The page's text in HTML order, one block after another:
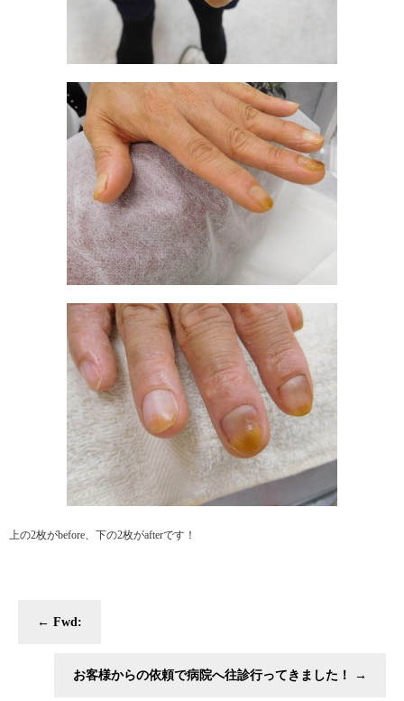
上の2枚がbefore、下の2枚がafterです！
← Fwd:
お客様からの依頼で病院へ往診行ってきました！ →